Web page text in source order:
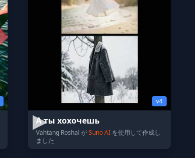
v4
А ты хохочешь
Vahtang Roshal がSuno AI を使用して作成し
ました